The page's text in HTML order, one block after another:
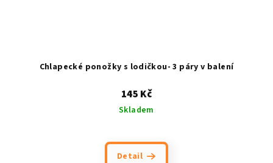
Chlapecké ponožky s lodičkou- 3 páry v balení
145 Kč
Skladem
Detail